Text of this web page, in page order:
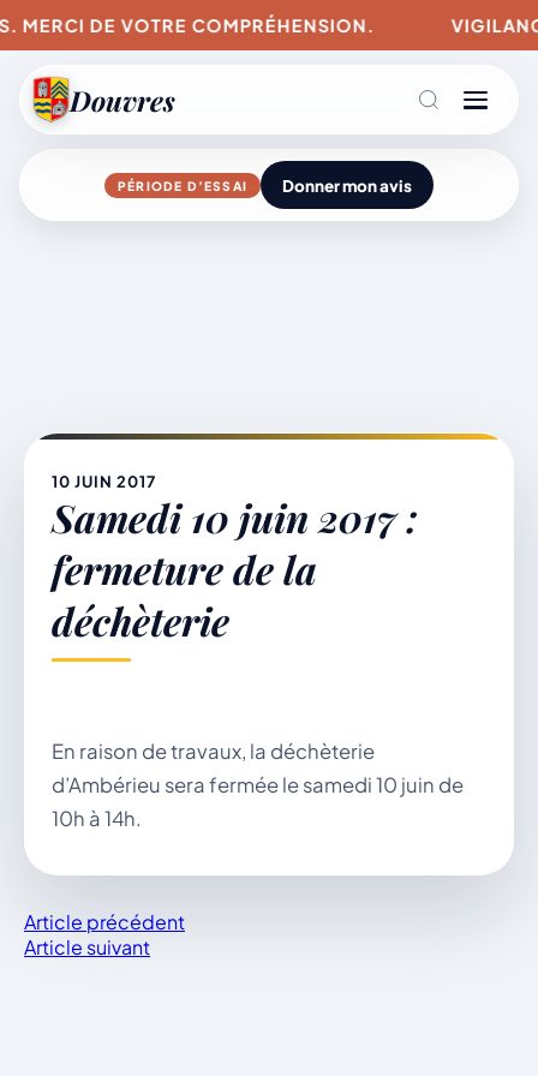
MERCI DE VOTRE COMPRÉHENSION.
Douvres
Agenda
Mairie & Vie municipale
Démarches & Vie pratique
Vie locale & Associations
Découvrir la commune
PÉRIODE D’ESSAI Donner mon avis
10 JUIN 2017
Samedi 10 juin 2017 :
fermeture de la
déchèterie
En raison de travaux, la déchèterie
d’Ambérieu sera fermée le samedi 10 juin de
10h à 14h.
Article précédent
Article suivant